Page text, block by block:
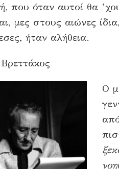
που όταν αυτοί θα
μες στους αιώνες
ήταν αλήθεια.
Ο